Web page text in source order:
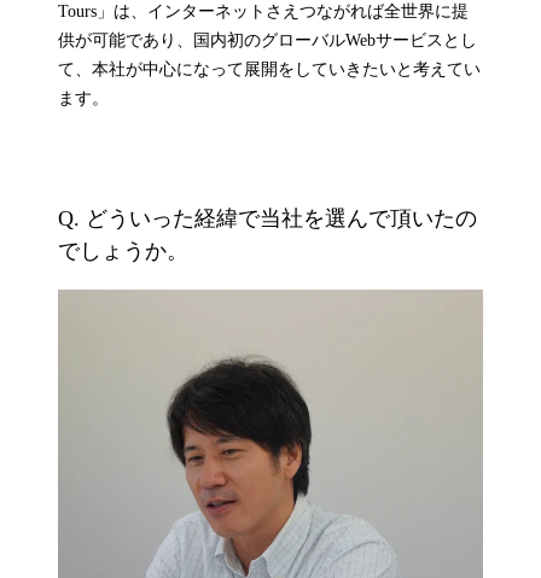
Tours」は、インターネットさえつながれば全世界に提
供が可能であり、国内初のグローバルWebサービスとし
て、本社が中心になって展開をしていきたいと考えてい
ます。
Q. どういった経緯で当社を選んで頂いたの
でしょうか。